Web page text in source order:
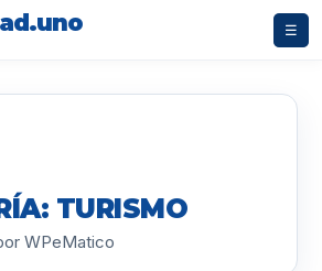
☰
TURISMO
WPeMatico